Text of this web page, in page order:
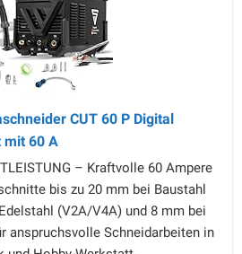
CUT 60 P Digital
mit 60 A
– Kraftvolle 60 Ampere
bis zu 20 mm bei Baustahl
(V2A/V4A) und 8 mm bei
anspruchsvolle Schneidarbeiten in